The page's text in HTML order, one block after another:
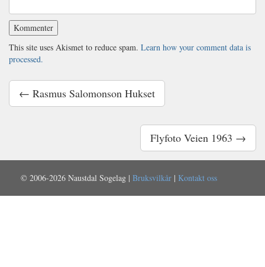
This site uses Akismet to reduce spam. Learn how your comment data is
processed.
← Rasmus Salomonson Hukset
Flyfoto Veien 1963 →
© 2006-2026 Naustdal Sogelag | Bruksvilkår | Kontakt oss